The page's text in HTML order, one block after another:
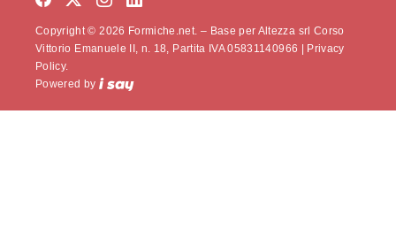
Copyright © 2026 Formiche.net. – Base per Altezza srl Corso
Vittorio Emanuele II, n. 18, Partita IVA 05831140966 | Privacy
Policy.
Powered by